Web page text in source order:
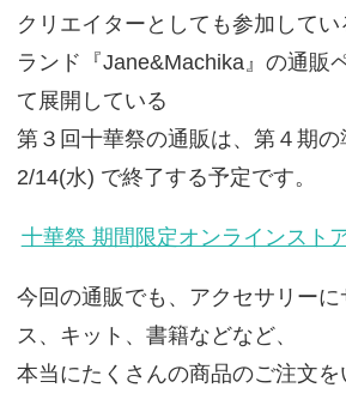
クリエイターとしても参加して
ランド『Jane&Machika』の通販
て展開している
第３回十華祭の通販は、第４期の
2/14(水) で終了する予定です。
十華祭 期間限定オンラインスト
今回の通販でも、アクセサリーに
ス、キット、書籍などなど、
本当にたくさんの商品のご注文を